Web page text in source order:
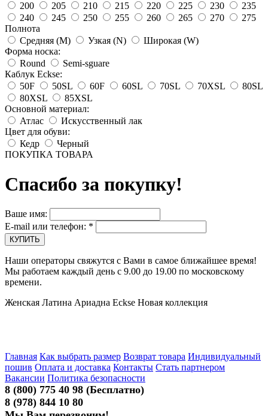
200
205 210 215 220 225 230
235
240
245 250 255 260 265 270
275
Полнота
Средняя (M)
Узкая (N)
Широкая (W)
Форма носка:
Round
Semi-sguare
Каблук Eckse:
50F
50SL 60F 60SL 70SL 70XSL
80SL
80XSL
85XSL
Основной материал:
Атлас
Искусственный лак
Цвет для обуви:
Кедр
Черный
ПОКУПКА ТОВАРА
Спасибо за покупку!
Ваше имя:
E-mail или телефон: *
Наши операторы свяжутся с Вами в самое ближайшее время!
Мы работаем каждый день с 9.00 до 19.00 по московскому
времени.
Женская Латина Ариадна Eckse Новая коллекция
Главная Как выбрать размер Возврат товара Индивидуальный
пошив Оплата и доставка Контакты Стать партнером
Вакансии Политика безопасности
8 (800) 775 40 98 (Бесплатно)
8 (978) 844 10 80